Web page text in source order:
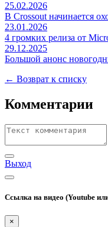
25.02.2026
В Crossout начинается
23.01.2026
4 громких релиза от
29.12.2025
Большой анонс
← Возврат к списку
Комментарии
Выход
Ссылка на видео (Youtube
×